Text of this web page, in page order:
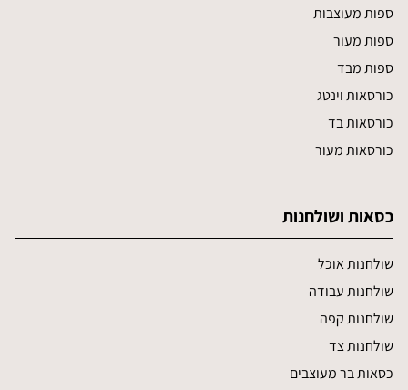
ספות מעוצבות
ספות מעור
ספות מבד
כורסאות וינטג
כורסאות בד
כורסאות מעור
כסאות ושולחנות
שולחנות אוכל
שולחנות עבודה
שולחנות קפה
שולחנות צד
כסאות בר מעוצבים